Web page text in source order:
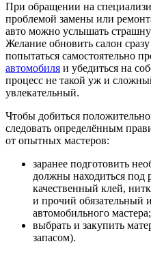
При обращении на
проблемой замены или
авто можно услышать
Желание обновить салон
попытаться самостоятельно
автомобиля и убедиться на
процесс не такой уж и
увлекательный.
Чтобы добиться
следовать определённым
от опытных мастеров:
заранее подготовить
должны находиться
качественный клей,
и прочий обязательный
автомобильного мастера;
выбрать и закупить
запасом).